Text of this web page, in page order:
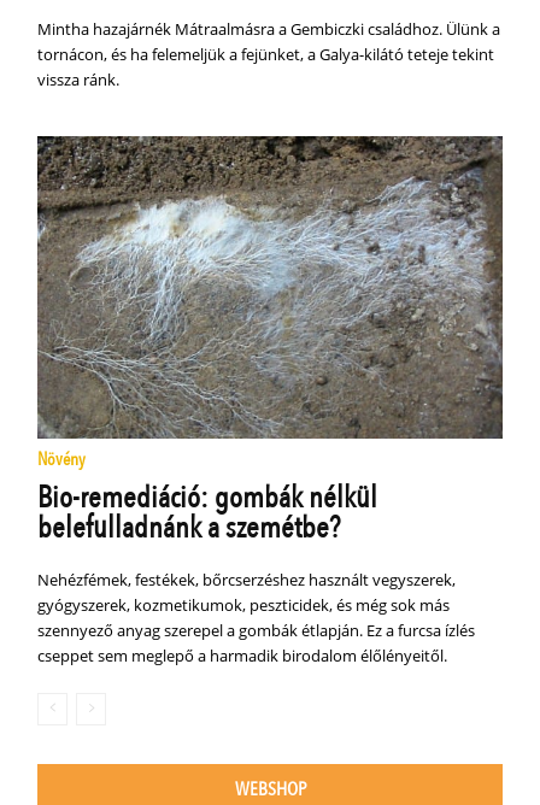
Mintha hazajárnék Mátraalmásra a Gembiczki családhoz. Ülünk a
tornácon, és ha felemeljük a fejünket, a Galya-kilátó teteje tekint
vissza ránk.
Növény
Bio-remediáció: gombák nélkül
belefulladnánk a szemétbe?
Nehézfémek, festékek, bőrcserzéshez használt vegyszerek,
gyógyszerek, kozmetikumok, peszticidek, és még sok más
szennyező anyag szerepel a gombák étlapján. Ez a furcsa ízlés
cseppet sem meglepő a harmadik birodalom élőlényeitől.
WEBSHOP